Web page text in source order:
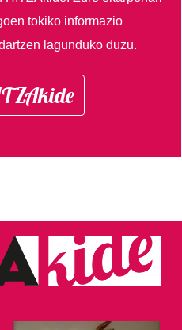
tokiko informazio
lagunduko duzu.